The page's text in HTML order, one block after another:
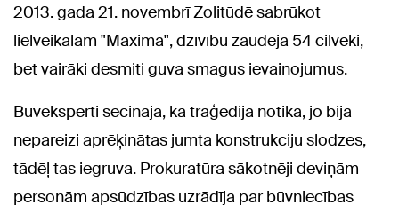
2013. gada 21. novembrī Zolitūdē sabrūkot
lielveikalam "Maxima", dzīvību zaudēja 54 cilvēki,
bet vairāki desmiti guva smagus ievainojumus.
Būveksperti secināja, ka traģēdija notika, jo bija
nepareizi aprēķinātas jumta konstrukciju slodzes,
tādēļ tas iegruva. Prokuratūra sākotnēji deviņām
personām apsūdzības uzrādīja par būvniecības